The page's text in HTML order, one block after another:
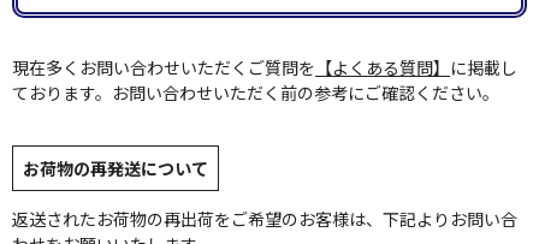
現在多くお問い合わせいただくご質問を 【よくある質問】 に掲載し
ております。お問い合わせいただく前の参考にご確認ください。
お荷物の再発送について
返送されたお荷物の再出荷をご希望のお客様は、下記よりお問い合